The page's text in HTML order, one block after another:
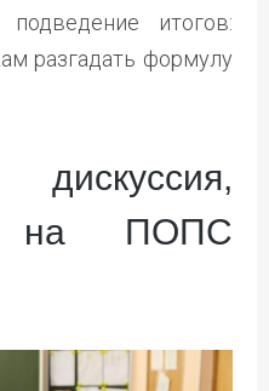
итогов:
разгадать формулу
на ПОПС